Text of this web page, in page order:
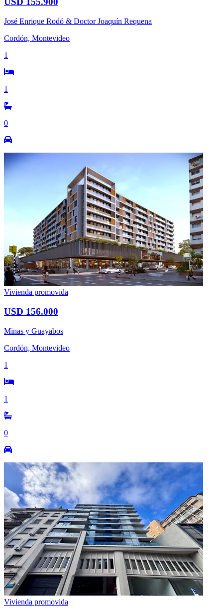
José Enrique Rodó & Doctor Joaquín Requena
Cordón, Montevideo
1
1
0
Vivienda promovida
USD 156.000
Minas y Guayabos
Cordón, Montevideo
1
1
0
Vivienda promovida